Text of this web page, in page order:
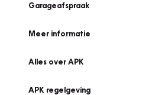
Garageafspraak
Meer informatie
Alles over APK
APK regelgeving